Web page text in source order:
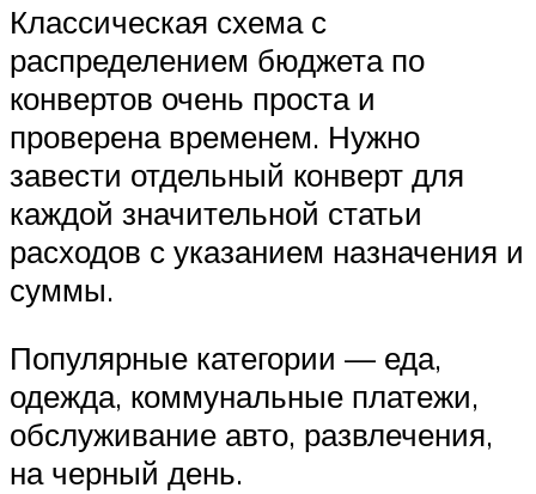
Классическая схема с
распределением бюджета по
конвертов очень проста и
проверена временем. Нужно
завести отдельный конверт для
каждой значительной статьи
расходов с указанием назначения и
суммы.
Популярные категории — еда,
одежда, коммунальные платежи,
обслуживание авто, развлечения,
на черный день.